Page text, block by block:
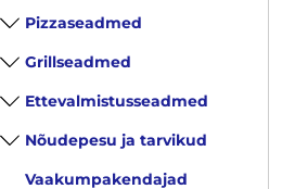
Pizzaseadmed
Grillseadmed
Ettevalmistusseadmed
Nõudepesu ja tarvikud
Vaakumpakendajad